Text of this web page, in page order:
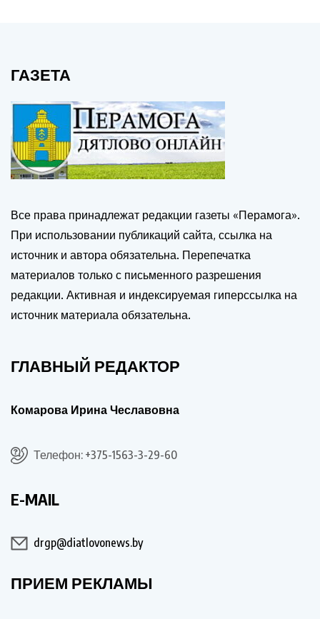
ГАЗЕТА
Все права принадлежат редакции газеты «Перамога».
При использовании публикаций сайта, ссылка на
источник и автора обязательна. Перепечатка
материалов только с письменного разрешения
редакции. Активная и индексируемая гиперссылка на
источник материала обязательна.
ГЛАВНЫЙ РЕДАКТОР
Комарова Ирина Чеславовна
Телефон: +375-1563-3-29-60
E-MAIL
drgp@diatlovonews.by
ПРИЕМ РЕКЛАМЫ